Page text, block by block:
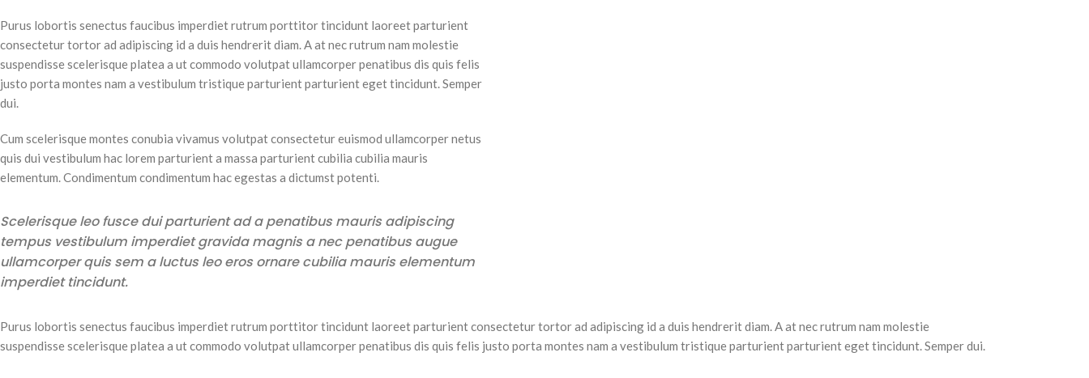
Purus lobortis senectus faucibus imperdiet rutrum porttitor tincidunt laoreet parturient
consectetur tortor ad adipiscing id a duis hendrerit diam. A at nec rutrum nam molestie
suspendisse scelerisque platea a ut commodo volutpat ullamcorper penatibus dis quis felis
justo porta montes nam a vestibulum tristique parturient parturient eget tincidunt. Semper
dui.
Cum scelerisque montes conubia vivamus volutpat consectetur euismod ullamcorper netus
quis dui vestibulum hac lorem parturient a massa parturient cubilia cubilia mauris
elementum. Condimentum condimentum hac egestas a dictumst potenti.
Scelerisque leo fusce dui parturient ad a penatibus mauris adipiscing
tempus vestibulum imperdiet gravida magnis a nec penatibus augue
ullamcorper quis sem a luctus leo eros ornare cubilia mauris elementum
imperdiet tincidunt.
Purus lobortis senectus faucibus imperdiet rutrum porttitor tincidunt laoreet parturient consectetur tortor ad adipiscing id a duis hendrerit diam. A at nec rutrum nam molestie
suspendisse scelerisque platea a ut commodo volutpat ullamcorper penatibus dis quis felis justo porta montes nam a vestibulum tristique parturient parturient eget tincidunt. Semper dui.